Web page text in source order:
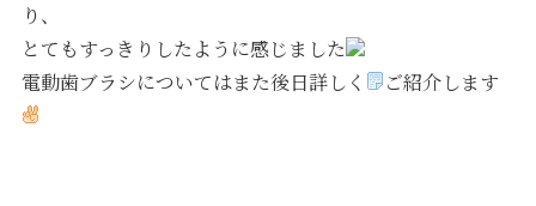
り、
とてもすっきりしたように感じました
電動歯ブラシについてはまた後日詳しく
ご紹介します